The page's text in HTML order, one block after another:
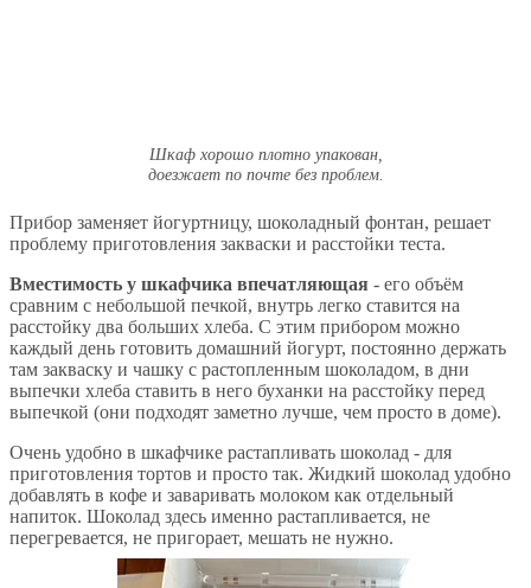
Шкаф хорошо плотно упакован,
доезжает по почте без проблем.
Прибор заменяет йогуртницу, шоколадный фонтан, решает
проблему приготовления закваски и расстойки теста.
Вместимость у шкафчика впечатляющая - его объём
сравним с небольшой печкой, внутрь легко ставится на
расстойку два больших хлеба. С этим прибором можно
каждый день готовить домашний йогурт, постоянно держать
там закваску и чашку с растопленным шоколадом, в дни
выпечки хлеба ставить в него буханки на расстойку перед
выпечкой (они подходят заметно лучше, чем просто в доме).
Очень удобно в шкафчике растапливать шоколад - для
приготовления тортов и просто так. Жидкий шоколад удобно
добавлять в кофе и заваривать молоком как отдельный
напиток. Шоколад здесь именно растапливается, не
перегревается, не пригорает, мешать не нужно.